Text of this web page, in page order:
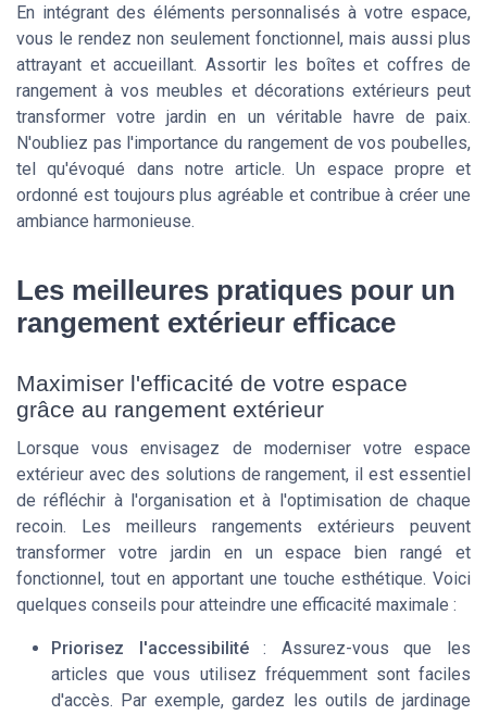
En intégrant des éléments personnalisés à votre espace,
vous le rendez non seulement fonctionnel, mais aussi plus
attrayant et accueillant. Assortir les boîtes et coffres de
rangement à vos meubles et décorations extérieurs peut
transformer votre jardin en un véritable havre de paix.
N'oubliez pas l'importance du rangement de vos poubelles,
tel qu'évoqué dans notre article. Un espace propre et
ordonné est toujours plus agréable et contribue à créer une
ambiance harmonieuse.
Les meilleures pratiques pour un
rangement extérieur efficace
Maximiser l'efficacité de votre espace
grâce au rangement extérieur
Lorsque vous envisagez de moderniser votre espace
extérieur avec des solutions de rangement, il est essentiel
de réfléchir à l'organisation et à l'optimisation de chaque
recoin. Les meilleurs rangements extérieurs peuvent
transformer votre jardin en un espace bien rangé et
fonctionnel, tout en apportant une touche esthétique. Voici
quelques conseils pour atteindre une efficacité maximale :
Priorisez l'accessibilité: Assurez-vous que les
articles que vous utilisez fréquemment sont faciles
d'accès. Par exemple, gardez les outils de jardinage